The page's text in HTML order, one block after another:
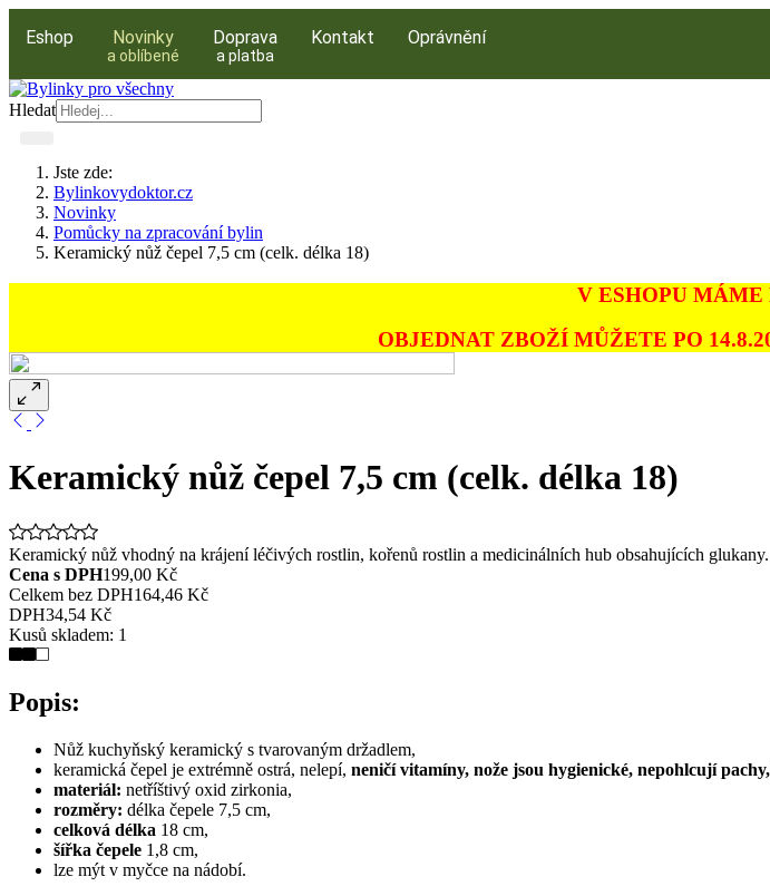
Eshop Novinky
a oblíbené
Doprava
a platba
Kontakt Oprávnění
Hledat
Jste zde:
Bylinkovydoktor.cz
Novinky
Pomůcky na zpracování bylin
Keramický nůž čepel 7,5 cm (celk. délka 18)
V ESHOPU MÁME
OBJEDNAT ZBOŽÍ MŮŽETE PO
Keramický nůž čepel 7,5 cm (celk. délka 18)
Keramický nůž vhodný na krájení léčivých rostlin, kořenů rostlin a medicinálních hub obsahujících glukany.
Cena s DPH199,00 Kč
Celkem bez DPH164,46 Kč
DPH34,54 Kč
Kusů skladem: 1
Popis:
Nůž kuchyňský keramický s tvarovaným držadlem,
keramická čepel je extrémně ostrá, nelepí, neničí vitamíny, nože jsou hygienické, nepohlcují
materiál: netříštivý oxid zirkonia,
rozměry: délka čepele 7,5 cm,
celková délka 18 cm,
šířka čepele 1,8 cm,
lze mýt v myčce na nádobí.